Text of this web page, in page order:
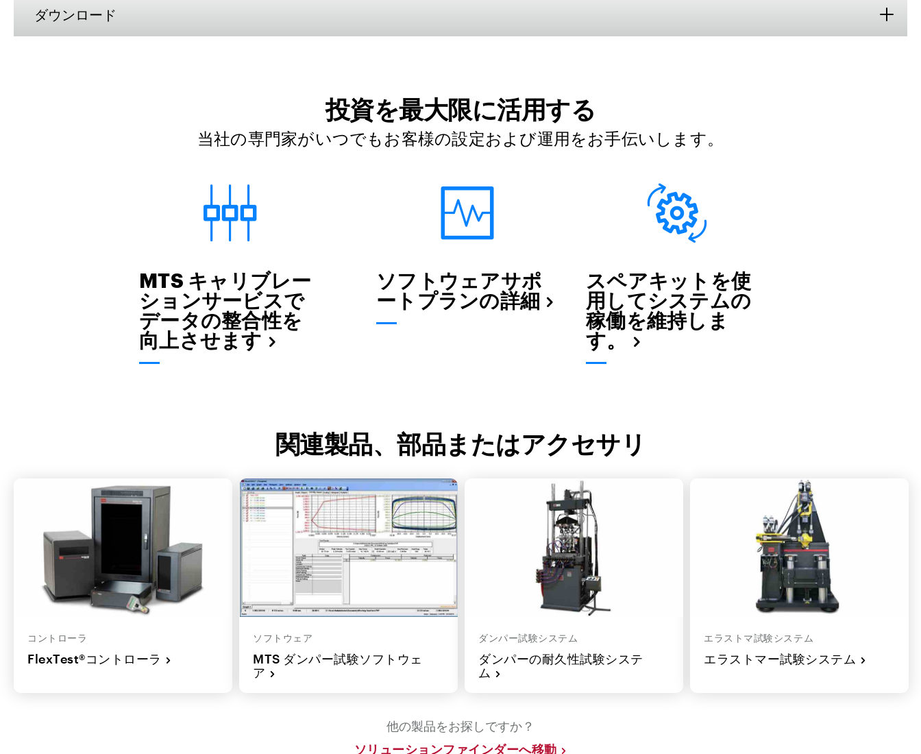
ダウンロード
投資を最大限に活用する
当社の専門家がいつでもお客様の設定および運用をお手伝いします。
MTS キャリブレー
ションサービスで
データの整合性を
向上させます
ソフトウェアサポ
ートプランの詳細
スペアキットを使
用してシステムの
稼働を維持しま
す。
関連製品、部品またはアクセサリ
コントローラ
FlexTest®コントローラ
ソフトウェア
MTS ダンパー試験ソフトウェ
ア
ダンパー試験システム
ダンパーの耐久性試験システ
ム
エラストマ試験システム
エラストマー試験システム
他の製品をお探しですか？
ソリューションファインダーへ移動